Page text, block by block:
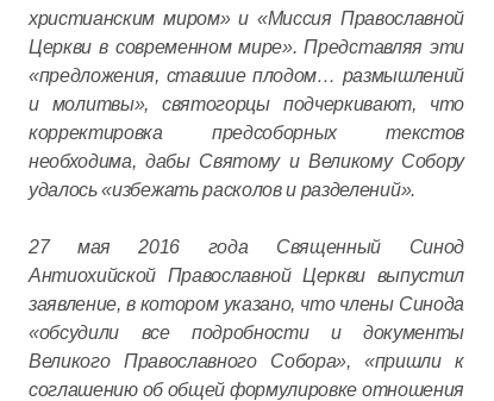
христианским миром» и «Миссия Православной
Церкви в современном мире». Представляя эти
«предложения, ставшие плодом… размышлений
и молитвы», святогорцы подчеркивают, что
корректировка предсоборных текстов
необходима, дабы Святому и Великому Собору
удалось «избежать расколов и разделений».
27 мая 2016 года Священный Синод
Антиохийской Православной Церкви выпустил
заявление, в котором указано, что члены Синода
«обсудили все подробности и документы
Великого Православного Собора», «пришли к
соглашению об общей формулировке отношения